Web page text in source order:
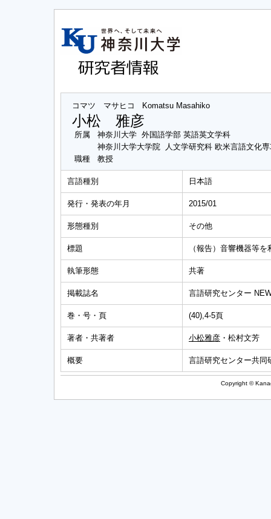
コマツ マサヒコ Komatsu Masahiko
小松 雅彦
所属
神奈川大学 外国語学部 英語英文学科
神奈川大学大学院 人文学研究科 欧米言語文化
職種
教授
言語種別 日本語
発行・発表の年月 2015/01
形態種別 その他
標題 （報告）音響機器等
執筆形態 共著
掲載誌名 言語研究センター
巻・号・頁 (40),4-5頁
著者・共著者 小松雅彦 ・松村文芳
概要 言語研究センター共同
Copyright ©